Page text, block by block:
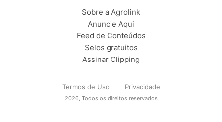
Sobre a Agrolink
Anuncie Aqui
Feed de Conteúdos
Selos gratuitos
Assinar Clipping
Termos de Uso Privacidade
2026, Todos os direitos reservados